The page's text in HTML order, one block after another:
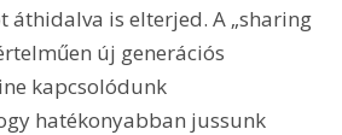
áthidalva is elterjed. A „sharing
új generációs
kapcsolódunk
hatékonyabban jussunk